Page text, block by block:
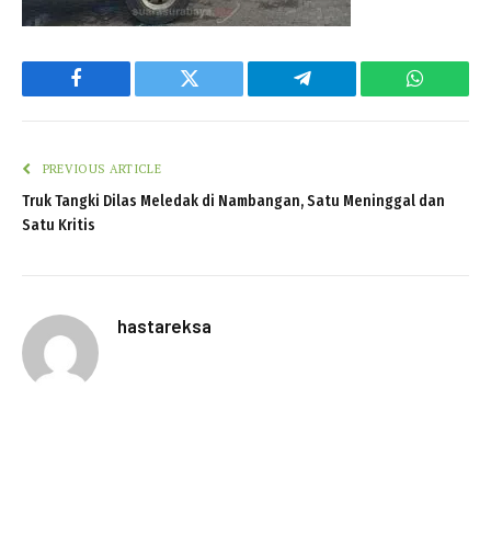
Facebook Twitter Telegram
PREVIOUS ARTICLE
Truk Tangki Dilas Meledak di Nambangan, Satu Meninggal dan
Satu Kritis
hastareksa